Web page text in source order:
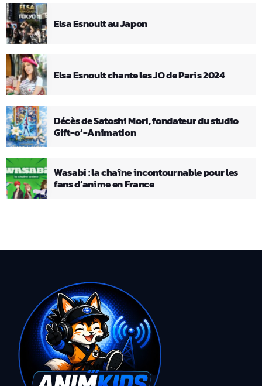
Elsa Esnoult au Japon
Elsa Esnoult chante les JO de Paris 2024
Décès de Satoshi Mori, fondateur du studio
Gift-o’-Animation
Wasabi : la chaîne incontournable pour les
fans d’anime en France